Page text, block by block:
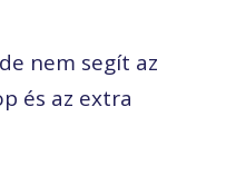
nem segít az
és az extra